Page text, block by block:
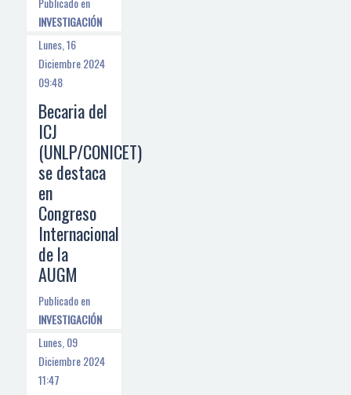
INVESTIGACIÓN
Lunes, 16
Diciembre 2024
09:48
Becaria del
ICJ
(UNLP/CONICET)
se destaca
en
Congreso
Internacional
de la
AUGM
Publicado en
INVESTIGACIÓN
Lunes, 09
Diciembre 2024
11:47